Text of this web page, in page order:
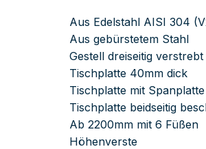
Aus Edelstahl AISI 304
Aus gebürstetem Stahl
Gestell dreiseitig
Tischplatte 40mm dick
Tischplatte mit
Tischplatte beidseitig
Ab 2200mm mit 6 Füßen
Höhenverste